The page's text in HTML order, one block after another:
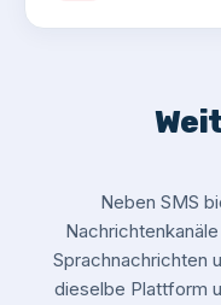
Neben SMS
Sprachnachrichten
dieselbe Plattform